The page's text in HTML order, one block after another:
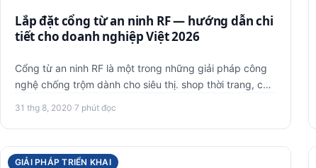
Lắp đặt cổng từ an ninh RF — hướng dẫn chi
tiết cho doanh nghiệp Việt 2026
Cổng từ an ninh RF là một trong những giải pháp công
nghệ chống trộm dành cho siêu thị. shop thời trang, cửa
31 thg 8, 2020·7 phút đọc
GIẢI PHÁP TRIỂN KHAI